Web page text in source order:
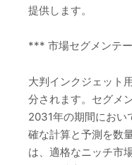
提供します。
*** 市場セグメンテ
大判インクジェット
分されます。セグメ
2031年の期間におい
確な計算と予測を数
は、適格なニッチ市